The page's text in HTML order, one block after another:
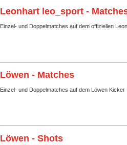
Leonhart leo_sport -
Einzel- und Doppelmatches auf dem offiziellen
Löwen - Matches
Einzel- und Doppelmatches auf dem Löwen Kicker
Löwen - Shots